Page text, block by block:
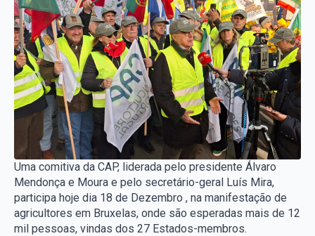
Uma comitiva da CAP, liderada pelo presidente Álvaro
Mendonça e Moura e pelo secretário-geral Luís Mira,
participa hoje dia 18 de Dezembro , na manifestação de
agricultores em Bruxelas, onde são esperadas mais de 12
mil pessoas, vindas dos 27 Estados-membros.